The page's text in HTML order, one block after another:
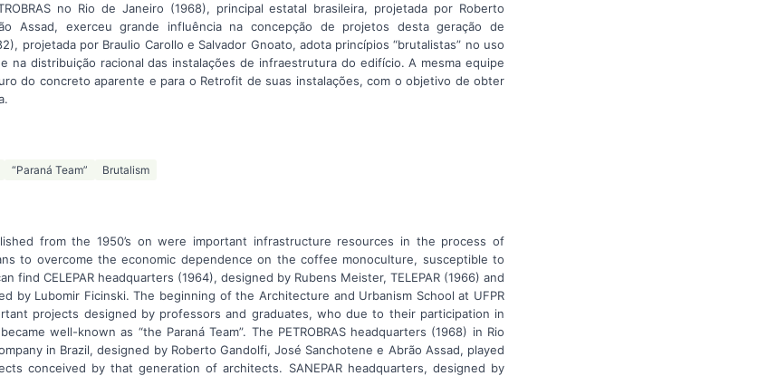
no Rio de Janeiro (1968), principal estatal brasileira, projetada por Roberto
Assad, exerceu grande influência na concepção de projetos desta geração de
projetada por Braulio Carollo e Salvador Gnoato, adota princípios “brutalistas” no uso
na distribuição racional das instalações de infraestrutura do edifício. A mesma equipe
do concreto aparente e para o Retrofit de suas instalações, com o objetivo de obter
“Paraná Team” Brutalism
from the 1950’s on were important infrastructure resources in the process of
to overcome the economic dependence on the coffee monoculture, susceptible to
CELEPAR headquarters (1964), designed by Rubens Meister, TELEPAR (1966) and
by Lubomir Ficinski. The beginning of the Architecture and Urbanism School at UFPR
projects designed by professors and graduates, who due to their participation in
well-known as “the Paraná Team”. The PETROBRAS headquarters (1968) in Rio
in Brazil, designed by Roberto Gandolfi, José Sanchotene e Abrão Assad, played
conceived by that generation of architects. SANEPAR headquarters, designed by